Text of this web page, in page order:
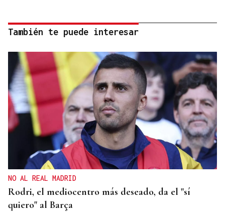
También te puede interesar
NO AL REAL MADRID
Rodri, el mediocentro más deseado, da el "sí
quiero" al Barça